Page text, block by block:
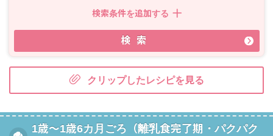
検索条件を追加する
検索
クリップしたレシピを見る
1歳～1歳6カ月ごろ（離乳食完了期・パクパク